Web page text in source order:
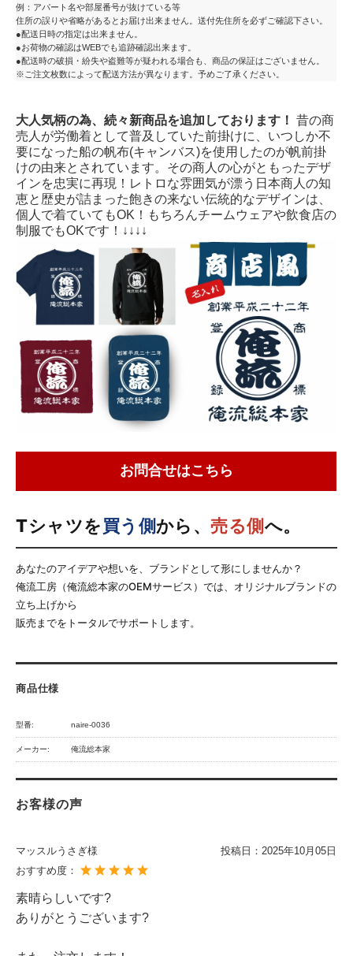
例：アパート名や部屋番号が抜けている等
住所の誤りや省略があるとお届け出来ません。送付先住所を必ずご確認下さい。
●配送日時の指定は出来ません。
●お荷物の確認はWEBでも追跡確認出来ます。
●配送時の破損・紛失や盗難等が疑われる場合も、商品の保証はございません。
※ご注文枚数によって配送方法が異なります。予めご了承ください。
大人気柄の為、続々新商品を追加しております！ 昔の商
売人が労働着として普及していた前掛けに、いつしか不
要になった船の帆布(キャンバス)を使用したのが帆前掛
けの由来とされています。その商人の心がともったデザ
インを忠実に再現！レトロな雰囲気が漂う日本商人の知
恵と歴史が詰まった飽きの来ない伝統的なデザインは、
個人で着ていてもOK！もちろんチームウェアや飲食店の
制服でもOKです！↓↓↓↓
お問合せはこちら
Tシャツを買う側から、売る側へ。
あなたのアイデアや想いを、ブランドとして形にしませんか？
俺流工房（俺流総本家のOEMサービス）では、オリジナルブランドの
立ち上げから
販売までをトータルでサポートします。
商品仕様
型番: naire-0036
メーカー: 俺流総本家
お客様の声
マッスルうさぎ様 投稿日： 2025年10月05日
おすすめ度：
素晴らしいです?
ありがとうございます?